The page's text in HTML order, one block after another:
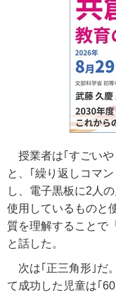
授業者は｢すごい
と、｢繰り返しコマ
し、電子黒板に2人
使用しているものと
質を理解することで
と話した。
次は｢正三角形｣だ
て成功した児童は｢